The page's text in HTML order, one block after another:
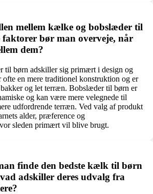
mellem kælke og bobslæder til
bør man overveje, når
dem?
til børn adskiller sig primært i design og
en mere traditionel konstruktion og er
og let terræn. Bobslæder til børn er
og kan være mere velegnede til
udfordrende terræn. Ved valg af produkt
alder, præference og
sleden primært vil blive brugt.
finde den bedste kælk til børn
adskiller deres udvalg fra